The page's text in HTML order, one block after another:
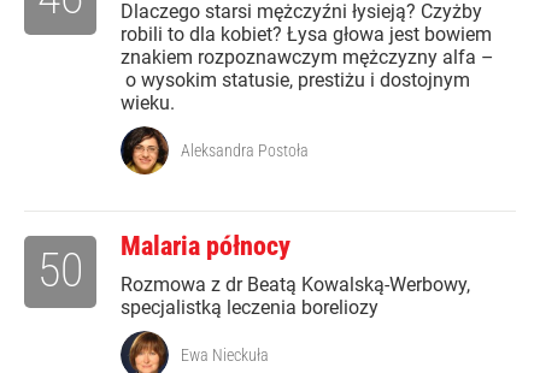
Dlaczego starsi mężczyźni łysieją? Czyżby
robili to dla kobiet? Łysa głowa jest bowiem
znakiem rozpoznawczym mężczyzny alfa –
o wysokim statusie, prestiżu i dostojnym
wieku.
Aleksandra Postoła
Malaria północy
Rozmowa z dr Beatą Kowalską-Werbowy,
specjalistką leczenia boreliozy
50
Ewa Nieckuła